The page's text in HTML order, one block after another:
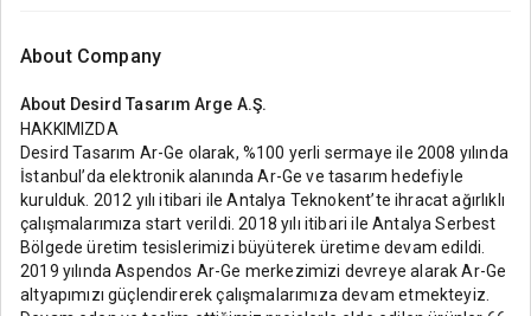
About Company
About Desird Tasarım Arge A.Ş.
HAKKIMIZDA
Desird Tasarım Ar-Ge olarak, %100 yerli sermaye ile 2008 yılında
İstanbul’da elektronik alanında Ar-Ge ve tasarım hedefiyle
kurulduk. 2012 yılı itibari ile Antalya Teknokent’te ihracat ağırlıklı
çalışmalarımıza start verildi. 2018 yılı itibari ile Antalya Serbest
Bölgede üretim tesislerimizi büyüterek üretime devam edildi.
2019 yılında Aspendos Ar-Ge merkezimizi devreye alarak Ar-Ge
altyapımızı güçlendirerek çalışmalarımıza devam etmekteyiz.